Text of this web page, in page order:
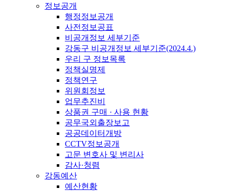
정보공개
행정정보공개
사전정보공표
비공개정보 세부기준
강동구 비공개정보 세부기준(2024.4.)
우리 구 정보목록
정책실명제
정책연구
위원회정보
업무추진비
상품권 구매 · 사용 현황
공무국외출장보고
공공데이터개방
CCTV정보공개
고문 변호사 및 변리사
감사·청렴
강동예산
예산현황